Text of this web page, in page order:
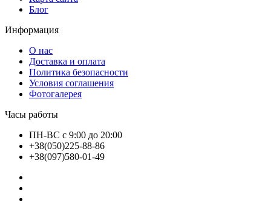
Блог
Информация
О нас
Доставка и оплата
Политика безопасности
Условия соглашения
Фотогалерея
Часы работы
ПН-ВС с 9:00 до 20:00
+38(050)225-88-86
+38(097)580-01-49